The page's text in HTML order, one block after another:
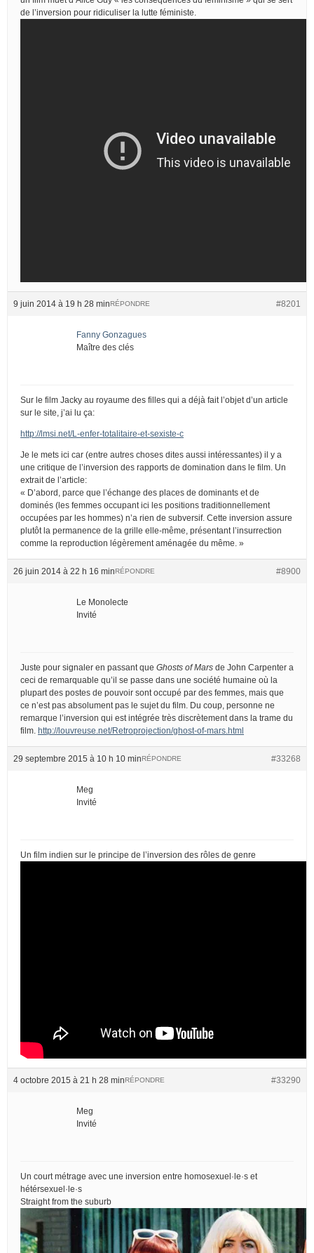
de l’inversion pour ridiculiser la lutte féministe.
9 juin 2014 à 19 h 28 min #8201
RÉPONDRE
Fanny Gonzagues
Maître des clés
Sur le film Jacky au royaume des filles qui a déjà fait l’objet d’un article
sur le site, j’ai lu ça:
http://lmsi.net/L-enfer-totalitaire-et-sexiste-c
Je le mets ici car (entre autres choses dites aussi intéressantes) il y a
une critique de l’inversion des rapports de domination dans le film. Un
extrait de l’article:
« D’abord, parce que l’échange des places de dominants et de
dominés (les femmes occupant ici les positions traditionnellement
occupées par les hommes) n’a rien de subversif. Cette inversion assure
plutôt la permanence de la grille elle-même, présentant l’insurrection
comme la reproduction légèrement aménagée du même. »
26 juin 2014 à 22 h 16 min #8900
RÉPONDRE
Le Monolecte
Invité
Juste pour signaler en passant que Ghosts of Mars de John Carpenter a
ceci de remarquable qu’il se passe dans une société humaine où la
plupart des postes de pouvoir sont occupé par des femmes, mais que
ce n’est pas absolument pas le sujet du film. Du coup, personne ne
remarque l’inversion qui est intégrée très discrètement dans la trame du
film. http://louvreuse.net/Retroprojection/ghost-of-mars.html
29 septembre 2015 à 10 h 10 min #33268
RÉPONDRE
Meg
Invité
Un film indien sur le principe de l’inversion des rôles de genre
4 octobre 2015 à 21 h 28 min #33290
RÉPONDRE
Meg
Invité
Un court métrage avec une inversion entre homosexuel·le·s et
hétérsexuel·le·s
Straight from the suburb